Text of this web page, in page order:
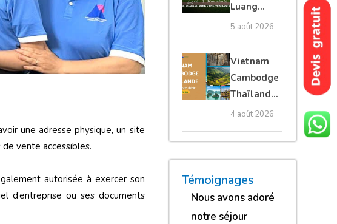
une adresse physique, un site
vente accessibles.
autorisée à exercer son
d’entreprise ou ses documents
Luang
Prabang,
Vieng,
Vientiane
privé
5 août 2026
Vietnam
Cambodge
Thaïlande
35 jours :
trésors
d’Asie
4 août 2026
Témoignages
Nous avons adoré
notre séjour
« Nous avons adoré
« Nous sommes
« Nous gardons une